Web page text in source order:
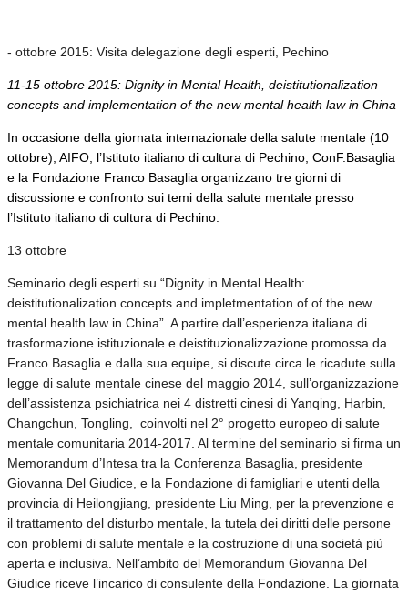
- ottobre 2015: Visita delegazione degli esperti, Pechino
11-15 ottobre 2015: Dignity in Mental Health, deistitutionalization
concepts and implementation of the new mental health law in China
In occasione della giornata internazionale della salute mentale (10
ottobre), AIFO, l’Istituto italiano di cultura di Pechino, ConF.Basaglia
e la Fondazione Franco Basaglia organizzano tre giorni di
discussione e confronto sui temi della salute mentale presso
l’Istituto italiano di cultura di Pechino.
13 ottobre
Seminario degli esperti su “Dignity in Mental Health:
deistitutionalization concepts and impletmentation of of the new
mental health law in China”. A partire dall’esperienza italiana di
trasformazione istituzionale e deistituzionalizzazione promossa da
Franco Basaglia e dalla sua equipe, si discute circa le ricadute sulla
legge di salute mentale cinese del maggio 2014, sull’organizzazione
dell’assistenza psichiatrica nei 4 distretti cinesi di Yanqing, Harbin,
Changchun, Tongling, coinvolti nel 2° progetto europeo di salute
mentale comunitaria 2014-2017. Al termine del seminario si firma un
Memorandum d’Intesa tra la Conferenza Basaglia, presidente
Giovanna Del Giudice, e la Fondazione di famigliari e utenti della
provincia di Heilongjiang, presidente Liu Ming, per la prevenzione e
il trattamento del disturbo mentale, la tutela dei diritti delle persone
con problemi di salute mentale e la costruzione di una società più
aperta e inclusiva. Nell’ambito del Memorandum Giovanna Del
Giudice riceve l’incarico di consulente della Fondazione. La giornata